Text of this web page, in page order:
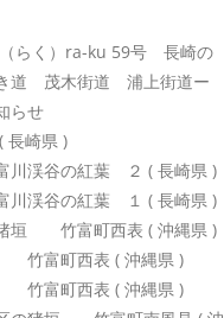
らく）ra-ku 59号 長崎の
道 茂木街道 浦上街道ー
らせ
長崎県 )
川渓谷の紅葉 ２ ( 長崎県 )
川渓谷の紅葉 １ ( 長崎県 )
垣 竹富町西表 ( 沖縄県 )
竹富町西表 ( 沖縄県 )
竹富町西表 ( 沖縄県 )